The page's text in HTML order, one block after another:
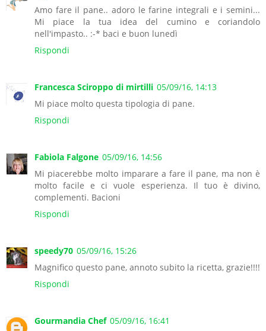
Amo fare il pane.. adoro le farine integrali e i semini...
Mi piace la tua idea del cumino e coriandolo
nell'impasto.. :-* baci e buon lunedì
Rispondi
Francesca Sciroppo di mirtilli 05/09/16, 14:13
Mi piace molto questa tipologia di pane.
Rispondi
Fabiola Falgone 05/09/16, 14:56
Mi piacerebbe molto imparare a fare il pane, ma non è
molto facile e ci vuole esperienza. Il tuo è divino,
complementi. Bacioni
Rispondi
speedy70 05/09/16, 15:26
Magnifico questo pane, annoto subito la ricetta, grazie!!!!
Rispondi
Gourmandia Chef 05/09/16, 16:41